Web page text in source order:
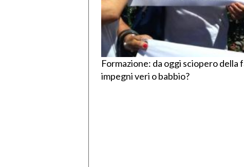
Formazione: da oggi sciopero
impegni veri o babbio?